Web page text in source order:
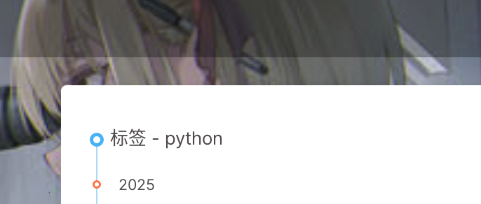
标签 - python
2025